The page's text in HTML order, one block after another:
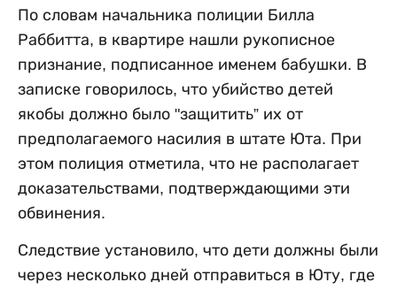
По словам начальника полиции Билла
Раббитта, в квартире нашли рукописное
признание, подписанное именем бабушки. В
записке говорилось, что убийство детей
якобы должно было "защитить” их от
предполагаемого насилия в штате Юта. При
этом полиция отметила, что не располагает
доказательствами, подтверждающими эти
обвинения.
Следствие установило, что дети должны были
через несколько дней отправиться в Юту, где